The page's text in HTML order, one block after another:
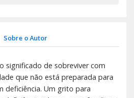
Sobre o Autor
significado de sobreviver com
que não está preparada para
deficiência. Um grito para